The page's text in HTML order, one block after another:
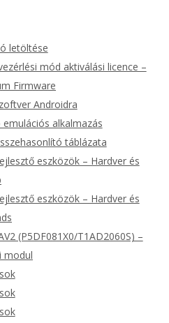
letöltése
mód aktiválási licence –
Firmware
Androidra
alkalmazás
táblázata
eszközök – Hardver és
eszközök – Hardver és
(P5DF081X0/T1AD2060S) –
modul